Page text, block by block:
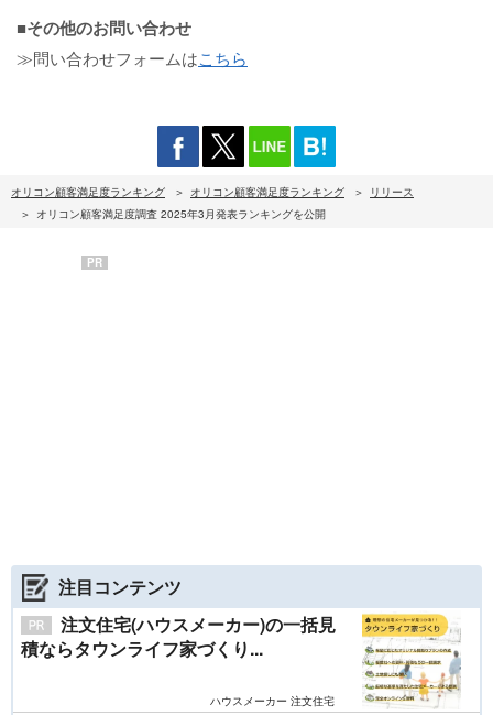
■その他のお問い合わせ
≫問い合わせフォームはこちら
オリコン顧客満足度ランキング オリコン顧客満足度ランキング
リリース
オリコン顧客満足度調査 2025年3月発表ランキングを公開
PR
注目コンテンツ
注文住宅(ハウスメーカー)の一括見
積ならタウンライフ家づくり...
ハウスメーカー 注文住宅